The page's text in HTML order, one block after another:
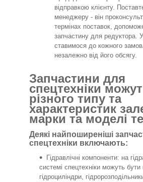
відправкою клієнту.
менеджеру - він
термінах поставок,
запчастину для редуктора.
ставимося до кожного
незалежно від його обсягу.
Запчастини для
спецтехніки
різного типу та
характеристик
марки та моделі
Деякі найпоширеніші
спецтехніки включають:
Гідравлічні компоненти: на
системі спецтехніки можуть бути
гідроциліндри,